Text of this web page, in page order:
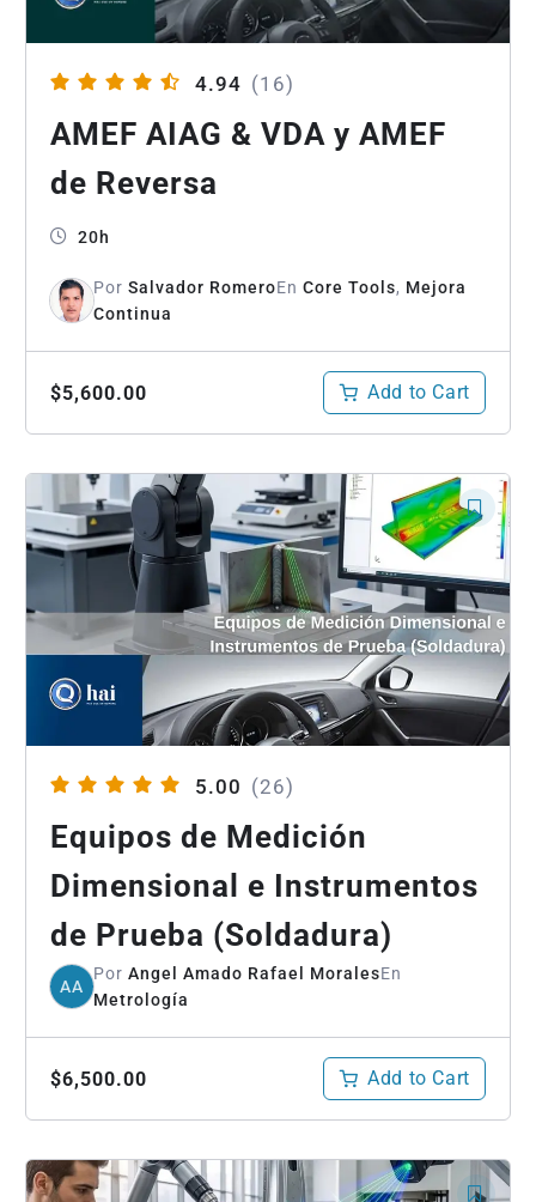
4.94 (16)
AMEF AIAG & VDA y AMEF
de Reversa
20h
PorSalvador RomeroEnCore Tools, Mejora
Continua
$5,600.00 Add to Cart
5.00 (26)
Equipos de Medición
Dimensional e Instrumentos
de Prueba (Soldadura)
AA
PorAngel Amado Rafael MoralesEn
Metrología
$6,500.00 Add to Cart